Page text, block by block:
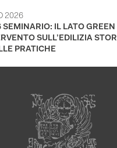
2026
SEMINARIO: IL LATO GREEN
SULL’EDILIZIA
PRATICHE